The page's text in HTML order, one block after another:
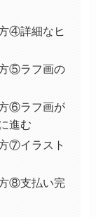
④詳細なヒ
⑤ラフ画の
⑥ラフ画が
進む
⑦イラスト
⑧支払い完